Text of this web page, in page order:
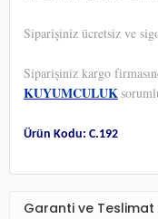
Siparişiniz ücretsiz ve
Siparişiniz kargo
KUYUMCULUK
Ürün Kodu: C.192
Garanti ve Teslimat